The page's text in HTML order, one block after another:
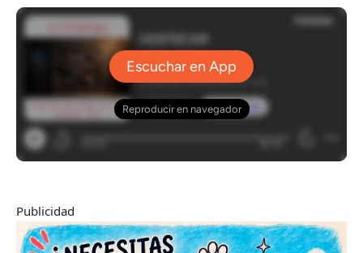
Publicidad